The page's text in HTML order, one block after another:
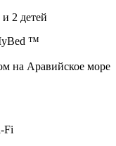
2 детей
™
на Аравийское море
Fi